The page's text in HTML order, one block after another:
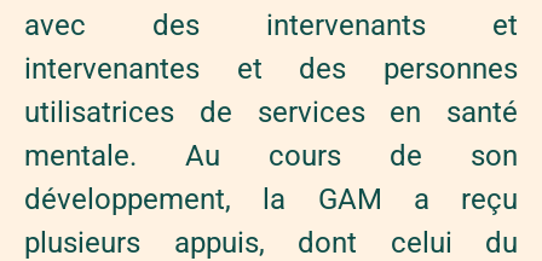
avec des intervenants et
intervenantes et des personnes
utilisatrices de services en santé
mentale. Au cours de son
développement, la GAM a reçu
plusieurs appuis, dont celui du